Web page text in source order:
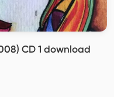
CD 1 download